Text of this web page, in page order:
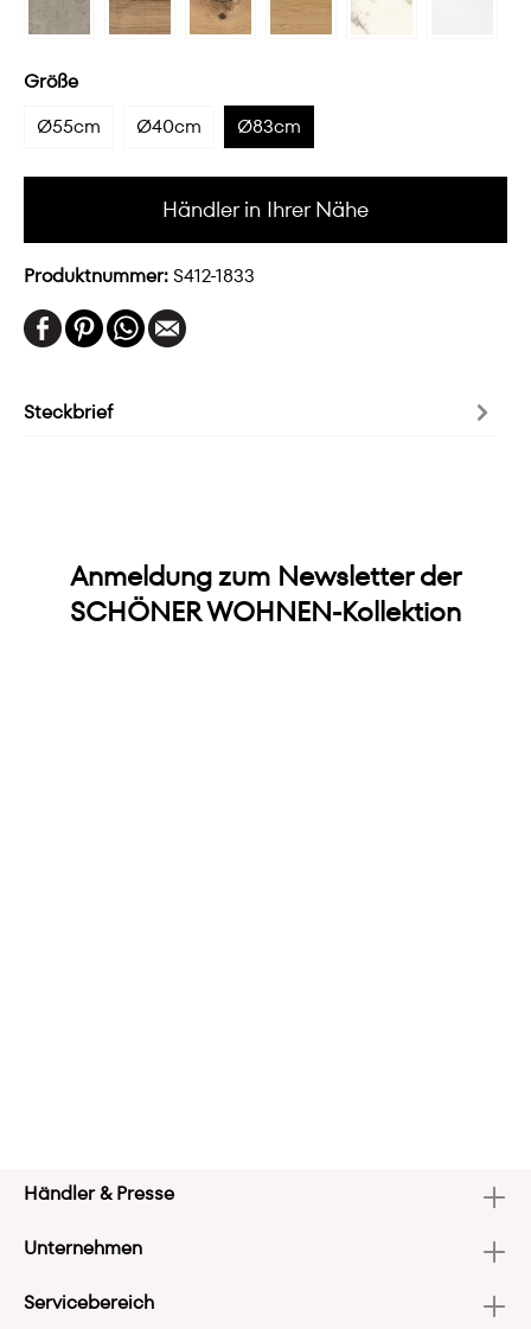
Größe
Ø55cm
Ø40cm Ø83cm
Händler in Ihrer Nähe
Produktnummer:S412-1833
Steckbrief
Anmeldung zum Newsletter der
SCHÖNER WOHNEN-Kollektion
Händler & Presse
Unternehmen
Servicebereich